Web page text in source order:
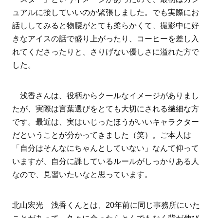
ュアルに接していいのか緊張しました。でも実際にお
話ししてみると物腰がとても柔らかくて、撮影中に好
きなアイスの話で盛り上がったり、コーヒーを差し入
れてくださったりと、さりげない優しさに溢れた方で
した。
浅香さんは、役柄からクールなイメージがありまし
たが、実際は言葉選びをとても大切にされる繊細な方
です。最近は、実はいじったほうがいいキャラクター
だということが分かってきました（笑）。ご本人は
「自分はそんなにちゃんとしていない」なんて仰って
いますが、自分に課しているルールがしっかりある人
なので、見習いたいなと思っています。
北山宏光 浅香くんとは、20年前に同じ事務所にいた